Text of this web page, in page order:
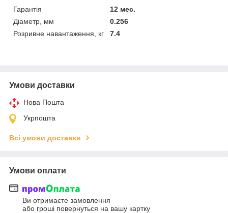
Гарантія
12 мес.
Діаметр, мм
0.256
Розривне навантаження, кг
7.4
Умови доставки
Нова Пошта
Укрпошта
Всі умови доставки
Умови оплати
Ви отримаєте замовлення
або гроші повернуться на вашу картку